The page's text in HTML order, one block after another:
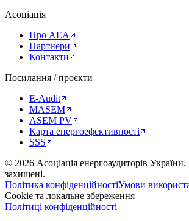
Асоціація
Про AEA
Партнери
Контакти
Посилання / проєкти
E-Audit
MASEM
ASEM PV
Карта енергоефективності
SSS
© 2026 Асоціація енергоаудиторів України.
захищені.
Політика конфіденційностіУмови
Cookie та локальне збереження
Політиці конфіденційності